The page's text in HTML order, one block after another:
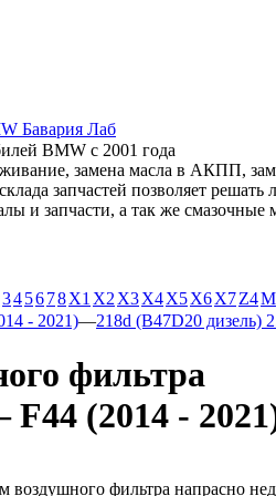
BMW с 2001 года
замена масла в АКПП,
запчастей позволяет
и запчасти, а так же
345678X1 X2 X3X4X5X6X7Z4М
- 2021)—218d (B47D20 дизель)
фильтра
(2014 -
воздушного фильтра напрасно